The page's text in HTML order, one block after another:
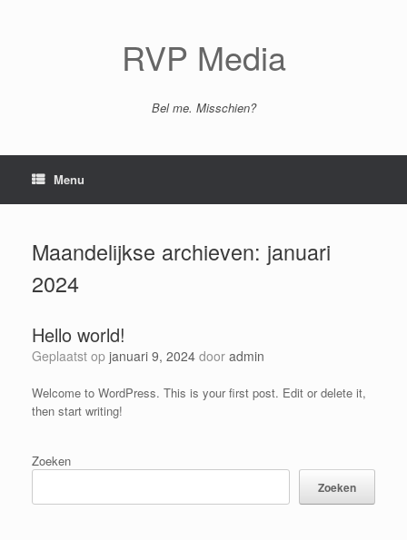
RVP Media
Bel me. Misschien?
Menu
Maandelijkse archieven: januari
2024
Hello world!
Geplaatst op januari 9, 2024 door admin
Welcome to WordPress. This is your first post. Edit or delete it,
then start writing!
Zoeken
Zoeken